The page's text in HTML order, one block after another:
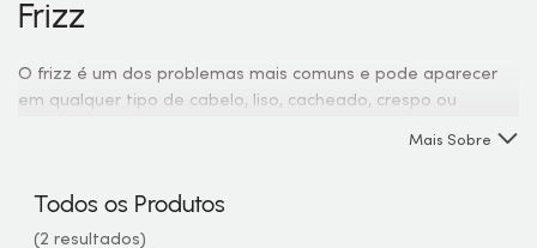
Frizz
O frizz é um dos problemas mais comuns e pode aparecer
em qualquer tipo de cabelo, liso, cacheado, crespo ou
controle, Eudora possui uma das linhas mais completas de
os cabelos com produtos para combater o frizz.
Mais Sobre
Todos os Produtos
(2 resultados)